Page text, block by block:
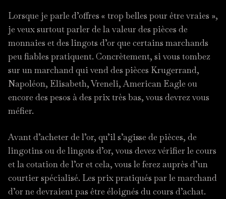
Lorsque je parle d’offres « trop belles pour être vraies »,
je veux surtout parler de la valeur des pièces de
monnaies et des lingots d’or que certains marchands
peu fiables pratiquent. Concrètement, si vous tombez
sur un marchand qui vend des pièces Krugerrand,
Napoléon, Elisabeth, Vreneli, American Eagle ou
encore des pesos à des prix très bas, vous devrez vous
méfier.
Avant d’acheter de l’or, qu’il s’agisse de pièces, de
lingotins ou de lingots d’or, vous devez vérifier le cours
et la cotation de l’or et cela, vous le ferez auprès d’un
courtier spécialisé. Les prix pratiqués par le marchand
d’or ne devraient pas être éloignés du cours d’achat.